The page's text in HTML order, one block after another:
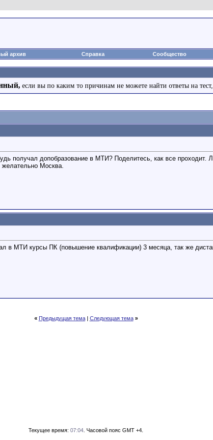
архив Справка Сообщество
если вы по каким то причинам не можете найти ответы на
получал допобразование в МТИ? Поделитесь, как все проходит.
Москва.
в МТИ курсы ПК (повышение квалификации) 3 месяца, так же
« Предыдущая тема| Следующая тема »
Текущее время: 07:04 . Часовой пояс GMT +4.